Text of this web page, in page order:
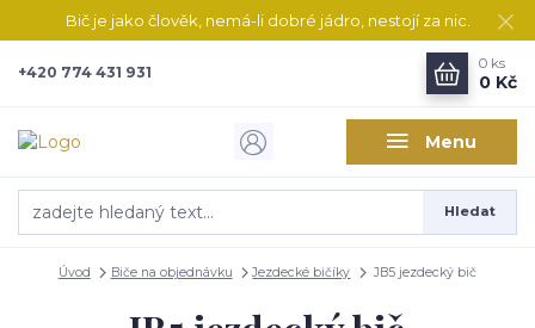
Bič je jako člověk, nemá-li dobré jádro, nestojí za nic.
Menu
Hledat
+420 774 431 931
0 ks
0 Kč
Úvod Biče na objednávku Jezdecké bičíky JB5 jezdecký bič